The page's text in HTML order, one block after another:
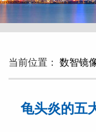
当前位置： 数智镜
龟头炎的五